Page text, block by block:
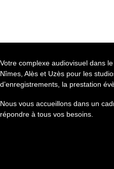
Votre complexe audiovisuel dans
Nîmes, Alès et Uzès pour les
d’enregistrements, la prestation
Nous vous accueillons dans un
répondre à tous vos besoins.